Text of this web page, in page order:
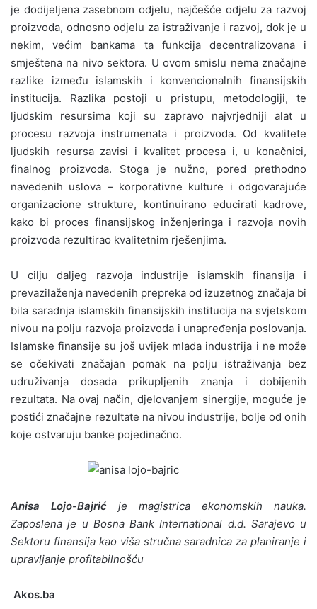
je dodijeljena zasebnom odjelu, najčešće odjelu za razvoj
proizvoda, odnosno odjelu za istraživanje i razvoj, dok je u
nekim, većim bankama ta funkcija decentralizovana i
smještena na nivo sektora. U ovom smislu nema značajne
razlike između islamskih i konvencionalnih finansijskih
institucija. Razlika postoji u pristupu, metodologiji, te
ljudskim resursima koji su zapravo najvrjedniji alat u
procesu razvoja instrumenata i proizvoda. Od kvalitete
ljudskih resursa zavisi i kvalitet procesa i, u konačnici,
finalnog proizvoda. Stoga je nužno, pored prethodno
navedenih uslova – korporativne kulture i odgovarajuće
organizacione strukture, kontinuirano educirati kadrove,
kako bi proces finansijskog inženjeringa i razvoja novih
proizvoda rezultirao kvalitetnim rješenjima.
U cilju daljeg razvoja industrije islamskih finansija i
prevazilaženja navedenih prepreka od izuzetnog značaja bi
bila saradnja islamskih finansijskih institucija na svjetskom
nivou na polju razvoja proizvoda i unapređenja poslovanja.
Islamske finansije su još uvijek mlada industrija i ne može
se očekivati značajan pomak na polju istraživanja bez
udruživanja dosada prikupljenih znanja i dobijenih
rezultata. Na ovaj način, djelovanjem sinergije, moguće je
postići značajne rezultate na nivou industrije, bolje od onih
koje ostvaruju banke pojedinačno.
Anisa Lojo-Bajrić je magistrica ekonomskih nauka.
Zaposlena je u Bosna Bank International d.d. Sarajevo u
Sektoru finansija kao viša stručna saradnica za planiranje i
upravljanje profitabilnošću
Akos.ba